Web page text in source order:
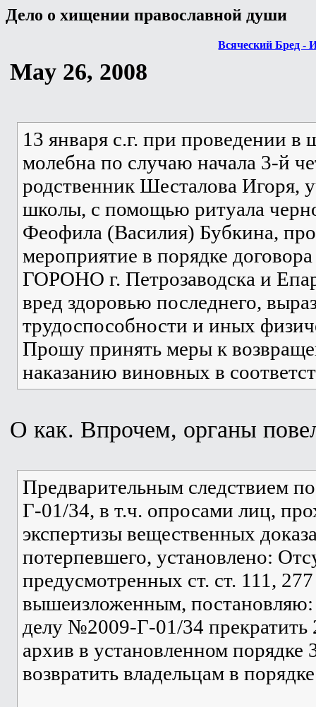
Дело о хищении православной души
Всяческий Бред -
May 26, 2008
13 января с.г. при проведении
молебна по случаю начала 3-й
родственник Шесталова Игоря,
школы, с помощью ритуала
Феофила (Василия) Бубкина,
мероприятие в порядке
ГОРОНО г. Петрозаводска и
вред здоровью последнего,
трудоспособности и иных
Прошу принять меры к
наказанию виновных в
О как. Впрочем, органы
Предварительным следствием
Г-01/34, в т.ч. опросами лиц,
экспертизы вещественных
потерпевшего, установлено:
предусмотренных ст. ст. 111,
вышеизложенным,
делу №2009-Г-01/34 прекратить
архив в установленном порядке
возвратить владельцам в